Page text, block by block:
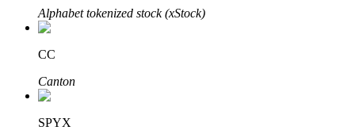
Préstamos
Servicio de préstamos respaldado por criptomonedas
Alphabet tokenized stock (xStock)
CC
Canton
SPYX